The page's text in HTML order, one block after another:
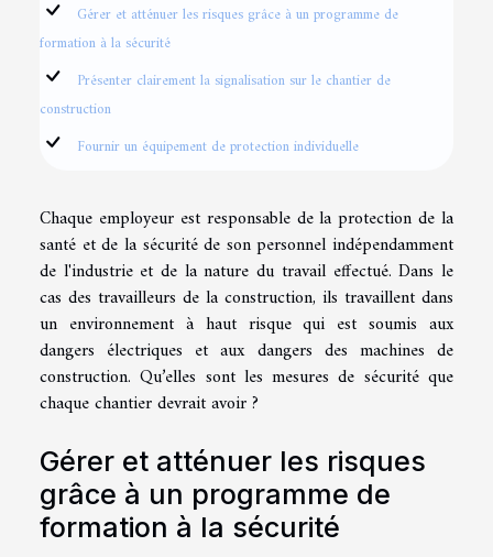
Gérer et atténuer les risques grâce à un programme de
formation à la sécurité
Présenter clairement la signalisation sur le chantier de
construction
Fournir un équipement de protection individuelle
Chaque employeur est responsable de la protection de la
santé et de la sécurité de son personnel indépendamment
de l'industrie et de la nature du travail effectué. Dans le
cas des travailleurs de la construction, ils travaillent dans
un environnement à haut risque qui est soumis aux
dangers électriques et aux dangers des machines de
construction. Qu’elles sont les mesures de sécurité que
chaque chantier devrait avoir ?
Gérer et atténuer les risques
grâce à un programme de
formation à la sécurité